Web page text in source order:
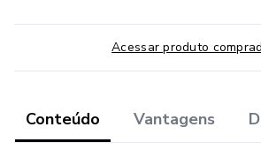
Acessar produto
Conteúdo Vantagens